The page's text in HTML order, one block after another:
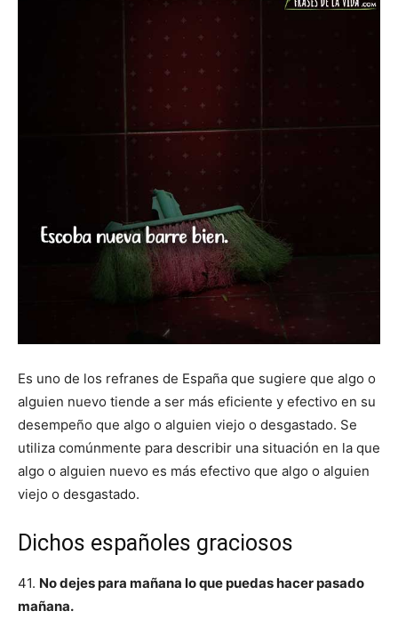
Es uno de los refranes de España que sugiere que algo o
alguien nuevo tiende a ser más eficiente y efectivo en su
desempeño que algo o alguien viejo o desgastado. Se
utiliza comúnmente para describir una situación en la que
algo o alguien nuevo es más efectivo que algo o alguien
viejo o desgastado.
Dichos españoles graciosos
41. No dejes para mañana lo que puedas hacer pasado
mañana.